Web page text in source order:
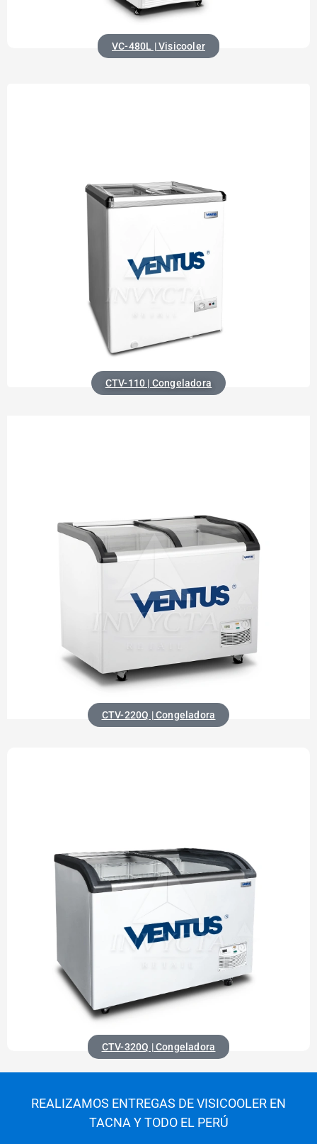
VC-480L | Visicooler
CTV-110 | Congeladora
CTV-220Q | Congeladora
CTV-320Q | Congeladora
REALIZAMOS ENTREGAS DE VISICOOLER EN
TACNA Y TODO EL PERÚ